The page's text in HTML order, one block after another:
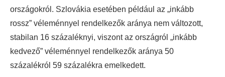
országokról. Szlovákia esetében például az „inkább
rossz” véleménnyel rendelkezők aránya nem változott,
stabilan 16 százaléknyi, viszont az országról „inkább
kedvező” véleménnyel rendelkezők aránya 50
százalékról 59 százalékra emelkedett.